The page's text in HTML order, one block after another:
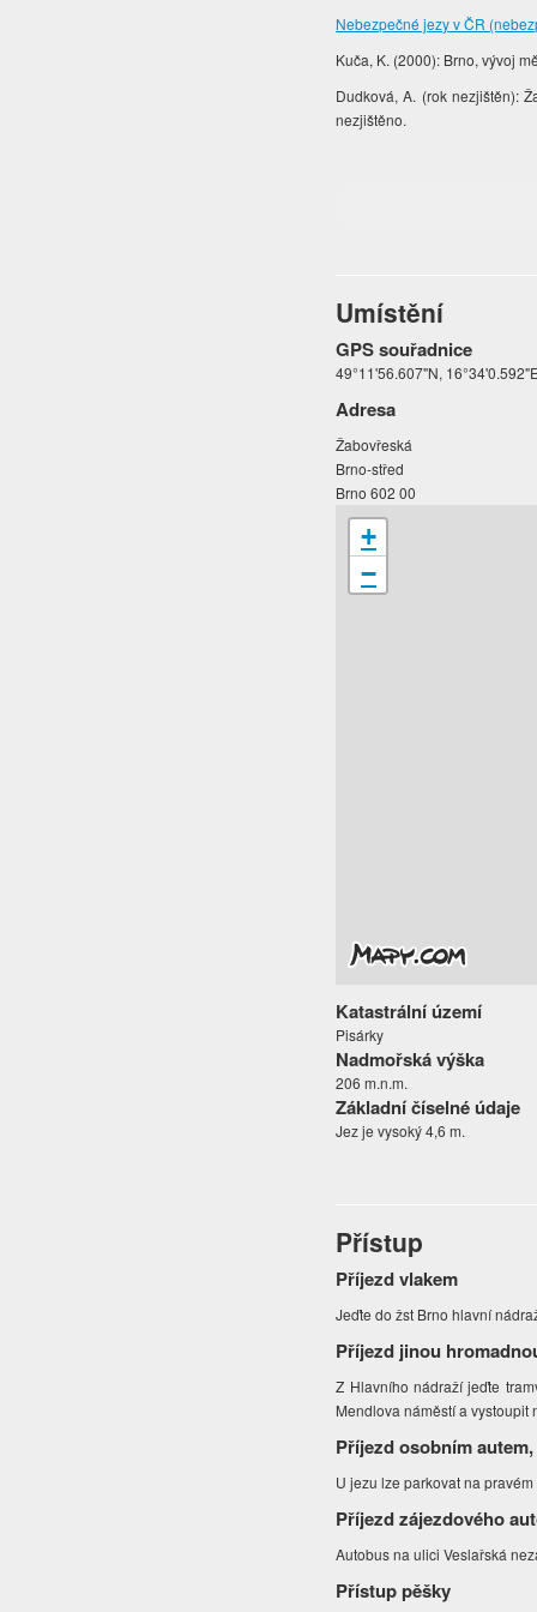
Nebezpečné jezy v ČR
Kuča, K. (2000): Brno, vývoj
Dudková, A. (rok nezjištěn):
nezjištěno.
Umístění
GPS souřadnice
49°11'56.607"N,
Adresa
Žabovřeská
Brno-střed
Brno 602 00
+
−
Katastrální území
Pisárky
Nadmořská výška
206 m.n.m.
Základní číselné údaje
Jez je vysoký 4,6 m.
Přístup
Příjezd vlakem
Jeďte do žst Brno hlavní
Příjezd jinou
Z Hlavního nádraží jeďte
Mendlova náměstí a
Příjezd osobním
U jezu lze parkovat na
Příjezd zájezdového
Autobus na ulici Veslařská
Přístup pěšky